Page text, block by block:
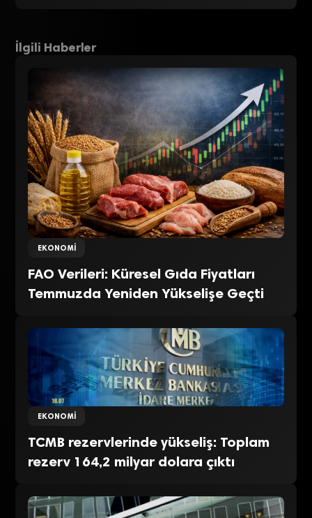
İlgili Haberler
EKONOMI
FAO Verileri: Küresel Gıda Fiyatları
Temmuzda Yeniden Yükselişe Geçti
EKONOMI
TCMB rezervlerinde yükseliş: Toplam
rezerv 164,2 milyar dolara çıktı